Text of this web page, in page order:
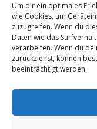
Um dir ein optimales
wie Cookies, um
zuzugreifen. Wenn du
Daten wie das
verarbeiten. Wenn du
zurückziehst, können
beeinträchtigt werden.
VORHERIGER ARTIKEL
Friedrichshafen
Messezimmer –
Über 33